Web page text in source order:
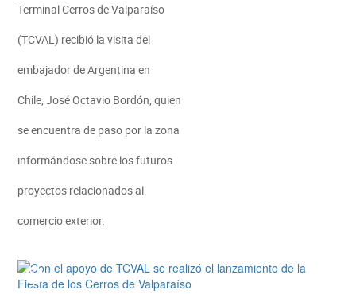
Terminal Cerros de Valparaíso
(TCVAL) recibió la visita del
embajador de Argentina en
Chile, José Octavio Bordón, quien
se encuentra de paso por la zona
informándose sobre los futuros
proyectos relacionados al
comercio exterior.